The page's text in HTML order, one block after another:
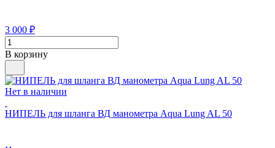
3 000 ₽
В корзину
Нет в наличии
НИПЕЛЬ для шланга ВД манометра Aqua Lung AL 50